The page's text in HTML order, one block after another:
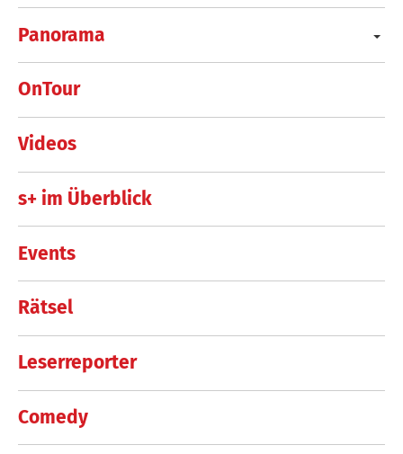
Panorama
OnTour
Videos
s+ im Überblick
Events
Rätsel
Leserreporter
Comedy